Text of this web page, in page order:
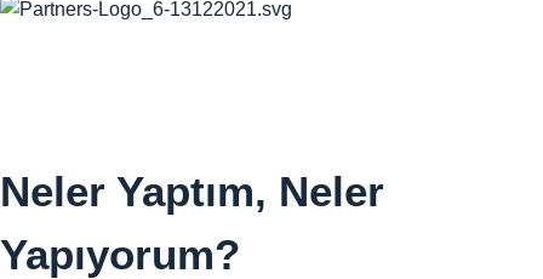
Neler Yaptım, Neler
Yapıyorum?